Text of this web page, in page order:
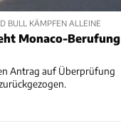
BULL KÄMPFEN ALLEINE
Monaco-Berufung
Antrag auf Überprüfung